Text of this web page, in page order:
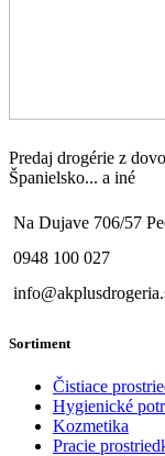
Predaj drogérie z
Španielsko... a iné
Na Dujave 706/57
0948 100 027
Sortiment
Čistiace
Hygienické
Kozmetika
Pracie